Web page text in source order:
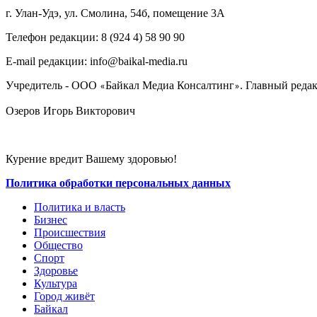
г. Улан-Удэ, ул. Смолина, 54б, помещение 3А
Телефон редакции: ‎‎8 (924 4) 58 90 90
E-mail редакции: info@baikal-media.ru
Учредитель - ООО «Байкал Медиа Консалтинг». Главный
Озеров Игорь Викторович
Курение вредит Вашему здоровью!
Политика обработки персональных данных
Политика и власть
Бизнес
Происшествия
Общество
Cпорт
Здоровье
Культура
Город живёт
Байкал